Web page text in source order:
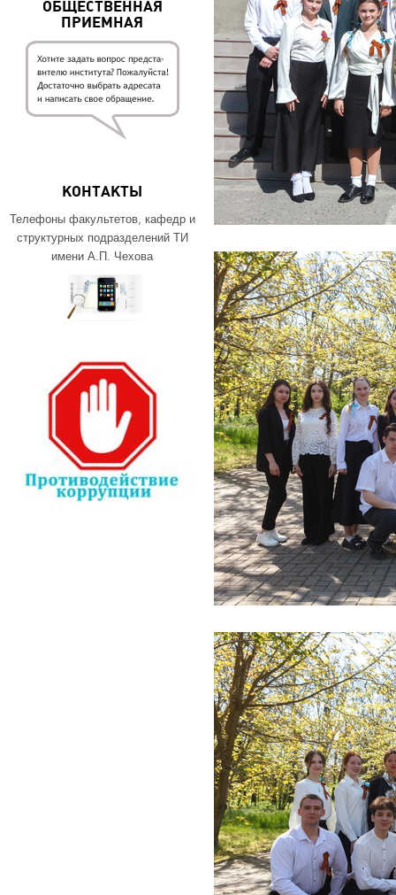
ОБЩЕСТВЕННАЯ
ПРИЕМНАЯ
КОНТАКТЫ
Телефоны факультетов, кафедр и
структурных подразделений ТИ
имени А.П. Чехова